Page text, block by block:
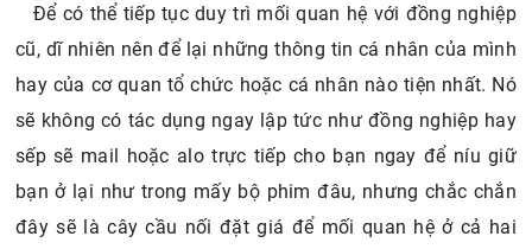
Để có thể tiếp tục duy trì mối quan hệ với đồng nghiệp
cũ, dĩ nhiên nên để lại những thông tin cá nhân của mình
hay của cơ quan tổ chức hoặc cá nhân nào tiện nhất. Nó
sẽ không có tác dụng ngay lập tức như đồng nghiệp hay
sếp sẽ mail hoặc alo trực tiếp cho bạn ngay để níu giữ
bạn ở lại như trong mấy bộ phim đâu, nhưng chắc chắn
đây sẽ là cây cầu nối đặt giá để mối quan hệ ở cả hai